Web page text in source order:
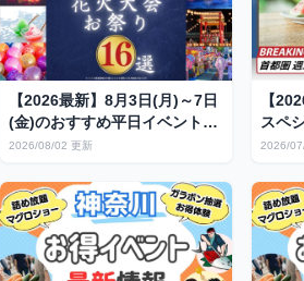
【2026最新】8月3日(月)～7日
(金)のおすすめ平日イベント16
選！仕事帰りに熱狂する夏祭り
2026/08/02 更新
【
スペ
8/2(日
2026/